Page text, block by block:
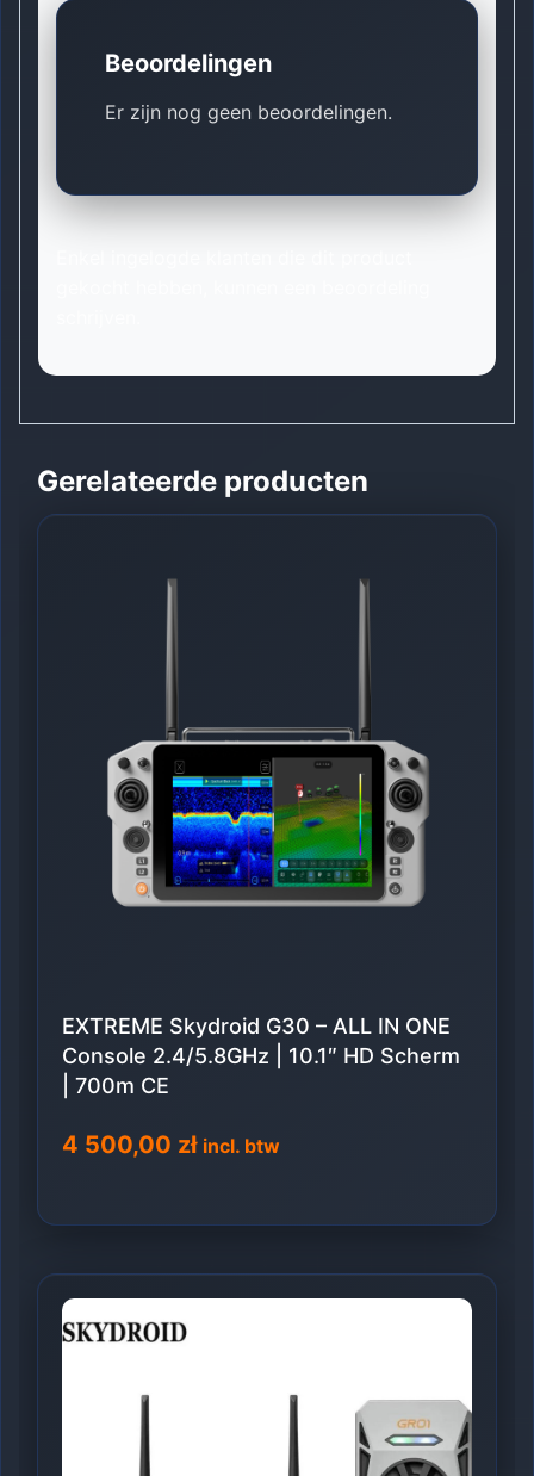
Beoordelingen
Er zijn nog geen beoordelingen.
Gerelateerde producten
EXTREME Skydroid G30 – ALL IN ONE
Console 2.4/5.8GHz | 10.1″ HD Scherm
| 700m CE
4 500,00 zł incl. btw